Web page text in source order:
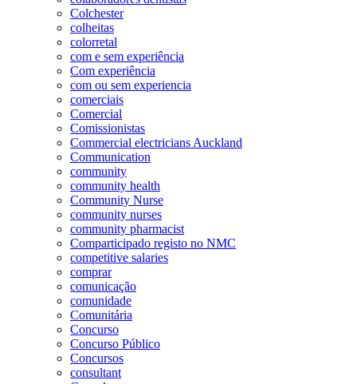
Colchester
colheitas
colorretal
com e sem experiência
Com experiência
com ou sem experiencia
comerciais
Comercial
Comissionistas
Commercial electricians Auckland
Communication
community
community health
Community Nurse
community nurses
community pharmacist
Comparticipado registo no NMC
competitive salaries
comprar
comunicação
comunidade
Comunitária
Concurso
Concurso Público
Concursos
consultant